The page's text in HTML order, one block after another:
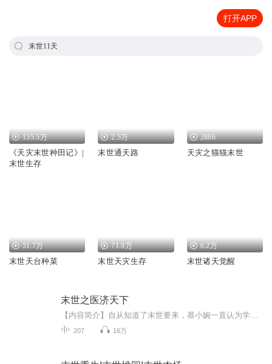
打开APP
末世11天
135.5万
《天灾末世种田记》|
末世生存
2.5万
末世通天路
2886
天灾之猫猫末世
51.7万
末世天台种菜
71.9万
末世天灾生存
6.2万
末世诸天觉醒
末世之医济天下
207 16万